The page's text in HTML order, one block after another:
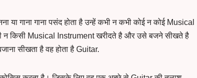
या गाना गाना पसंद होता है उन्हें कभी न कभी कोई न कोई Musical
न किसी Musical Instrument खरीदते है और उसे बजने सीखते है
सीखता है वह होता है Guitar.